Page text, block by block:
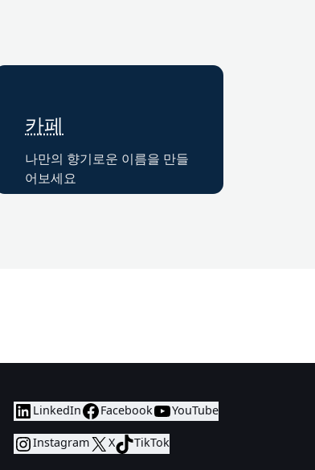
카페
나만의 향기로운 이름을 만들
어보세요
LinkedIn Facebook YouTube
Instagram X TikTok